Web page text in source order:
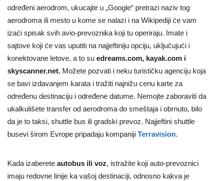
određeni aerodrom, ukucajte u „Google“ pretrazi naziv tog
aerodroma ili mesto u kome se nalazi i na Wikipediji će vam
izaći spisak svih avio-prevoznika koji tu operiraju. Imate i
sajtove koji će vas uputiti na najjeftiniju opciju, uključujući i
konektovane letove, a to su edreams.com, kayak.com i
skyscanner.net. Možete pozvati i neku turističku agenciju koja
se bavi izdavanjem karata i tražiti najnižu cenu karte za
određenu destinaciju i određene datume. Nemojte zaboraviti da
ukalkulišete transfer od aerodroma do smeštaja i obrnuto, bilo
da je to taksi, shuttle bus ili gradski prevoz. Najjeftini shuttle
busevi širom Evrope pripadaju kompaniji Terravision.
Kada izaberete autobus ili voz, istražite koji auto-prevoznici
imaju redovne linije ka vašoj destinaciji, odnosno kakva je